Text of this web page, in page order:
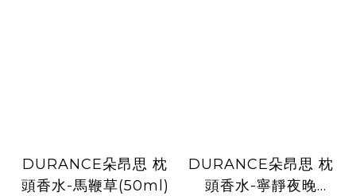
DURANCE朵昂思 枕
頭香水-馬鞭草(50ml)
DURANCE朵昂思 枕
頭香水-寧靜夜晚